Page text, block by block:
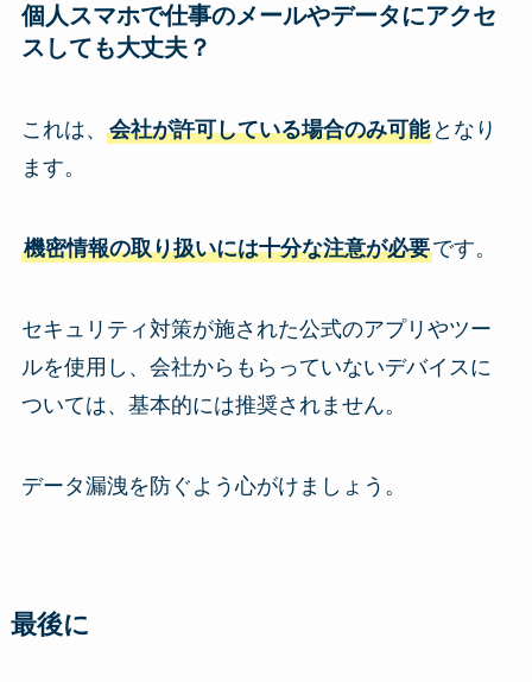
個人スマホで仕事のメールやデータにアクセ
スしても大丈夫？
これは、 会社が許可している場合のみ可能となり
ます。
機密情報の取り扱いには十分な注意が必要です。
セキュリティ対策が施された公式のアプリやツー
ルを使用し、会社からもらっていないデバイスに
ついては、基本的には推奨されません。
データ漏洩を防ぐよう心がけましょう。
最後に